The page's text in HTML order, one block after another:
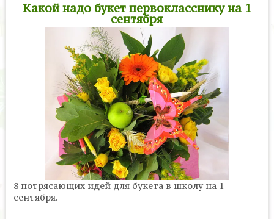
Какой надо букет первокласснику на 1
сентября
8 потрясающих идей для букета в школу на 1
сентября.